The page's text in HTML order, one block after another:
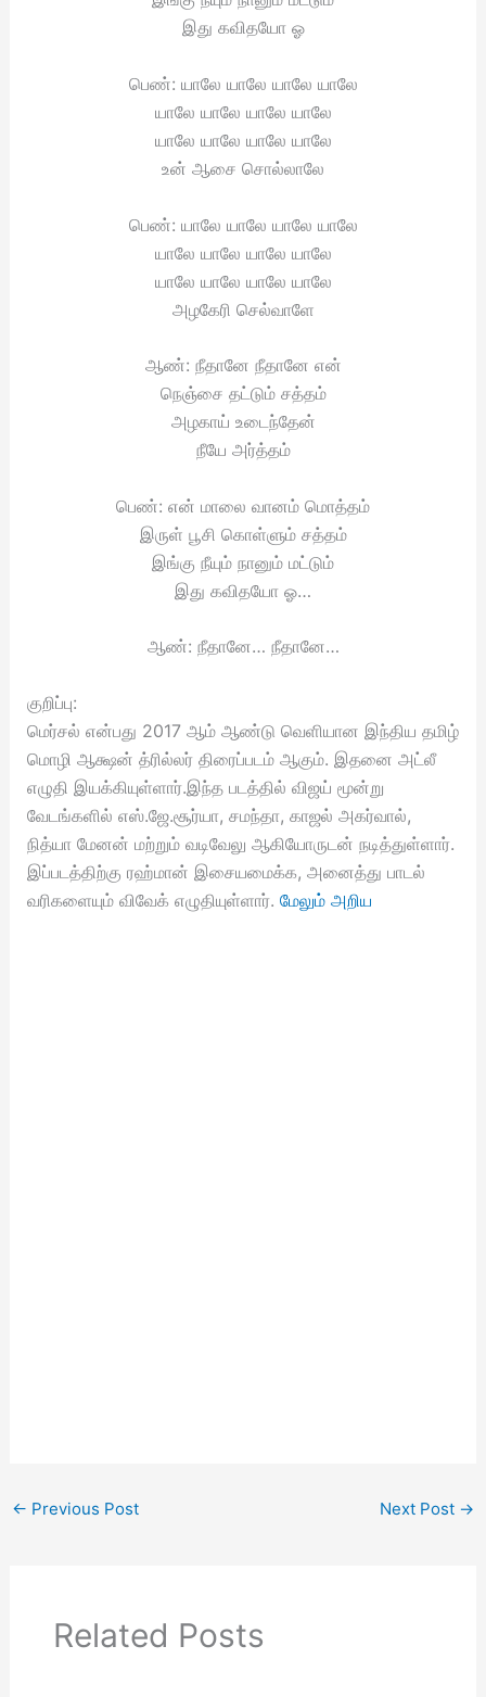
இது கவிதயோ ஓ
பெண்: யாலே யாலே யாலே யாலே
யாலே யாலே யாலே யாலே
யாலே யாலே யாலே யாலே
உன் ஆசை சொல்லாலே
பெண்: யாலே யாலே யாலே யாலே
யாலே யாலே யாலே யாலே
யாலே யாலே யாலே யாலே
அழகேரி செல்வாளே
ஆண்: நீதானே நீதானே என்
நெஞ்சை தட்டும் சத்தம்
அழகாய் உடைந்தேன்
நீயே அர்த்தம்
பெண்: என் மாலை வானம் மொத்தம்
இருள் பூசி கொள்ளும் சத்தம்
இங்கு நீயும் நானும் மட்டும்
இது கவிதயோ ஓ…
ஆண்: நீதானே… நீதானே…
குறிப்பு:
மெர்சல் என்பது 2017 ஆம் ஆண்டு வெளியான இந்திய தமிழ்
மொழி ஆக்ஷன் த்ரில்லர் திரைப்படம் ஆகும். இதனை அட்லீ
எழுதி இயக்கியுள்ளார்.இந்த படத்தில் விஜய் மூன்று
வேடங்களில் எஸ்.ஜே.சூர்யா, சமந்தா, காஜல் அகர்வால்,
நித்யா மேனன் மற்றும் வடிவேலு ஆகியோருடன் நடித்துள்ளார்.
இப்படத்திற்கு ரஹ்மான் இசையமைக்க, அனைத்து பாடல்
வரிகளையும் விவேக் எழுதியுள்ளார். மேலும் அறிய
← Previous Post Next Post →
Related Posts